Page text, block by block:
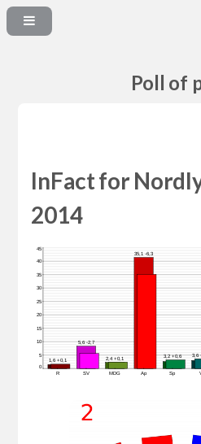
Poll of
InFact for
2014
1,6 +0,1
5,6 -2,7
2,4 +0,1
35,1 -6,3
3,2 +0,6 3,6
R SV MDG Ap Sp
0
5
10
15
20
25
30
35
40
45